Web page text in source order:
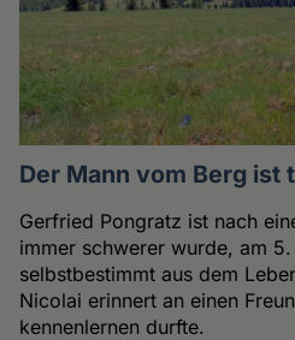
Der Mann vom Berg ist
Gerfried Pongratz ist nach
immer schwerer wurde, am
selbstbestimmt aus dem
Nicolai erinnert an einen
kennenlernen durfte.